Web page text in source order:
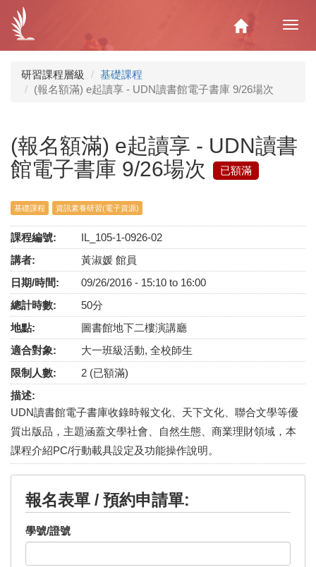
內
Home
研習課程層級
基礎課程
(報名額滿) e起讀享 - UDN讀書館電子書庫 9/26場次
(報名額滿) e起讀享 - UDN讀書
館電子書庫 9/26場次
已額滿
基礎課程 資訊素養研習(電子資源)
課程編號:
IL_105-1-0926-02
講者:
黃淑媛 館員
日期/時間:
09/26/2016 - 15:10 to 16:00
總計時數:
50分
地點:
圖書館地下二樓演講廳
適合對象:
大一班級活動, 全校師生
限制人數:
2 (已額滿)
描述:
UDN讀書館電子書庫收錄時報文化、天下文化、聯合文學等優
質出版品，主題涵蓋文學社會、自然生態、商業理財領域，本
課程介紹PC/行動載具設定及功能操作說明。
報名表單 / 預約申請單:
學號/證號